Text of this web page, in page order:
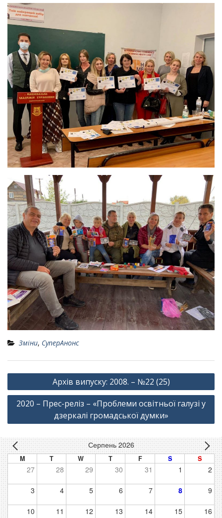
Зміни, СуперАнонс
Навігація
записів
Архів випуску: 2008. – №22 (25)
2020 – Прес-реліз – «Проблеми освітньої галузі у
дзеркалі громадської думки»
Серпень 2026
M T W T F S S
27 28 29 30 31 1 2
3 4 5 6 7 8 9
10 11 12 13 14 15 16